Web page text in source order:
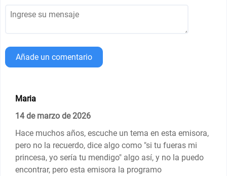
Añade un comentario
Maria
14 de marzo de 2026
Hace muchos años, escuche un tema en esta emisora,
pero no la recuerdo, dice algo como "si tu fueras mi
princesa, yo sería tu mendigo" algo así, y no la puedo
encontrar, pero esta emisora la programo